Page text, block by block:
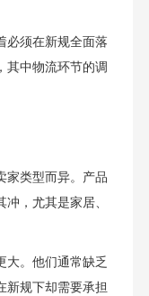
必须在新规全面落
其中物流环节的调
家类型而异。产品
，尤其是家居、
大。他们通常缺乏
新规下却需要承担